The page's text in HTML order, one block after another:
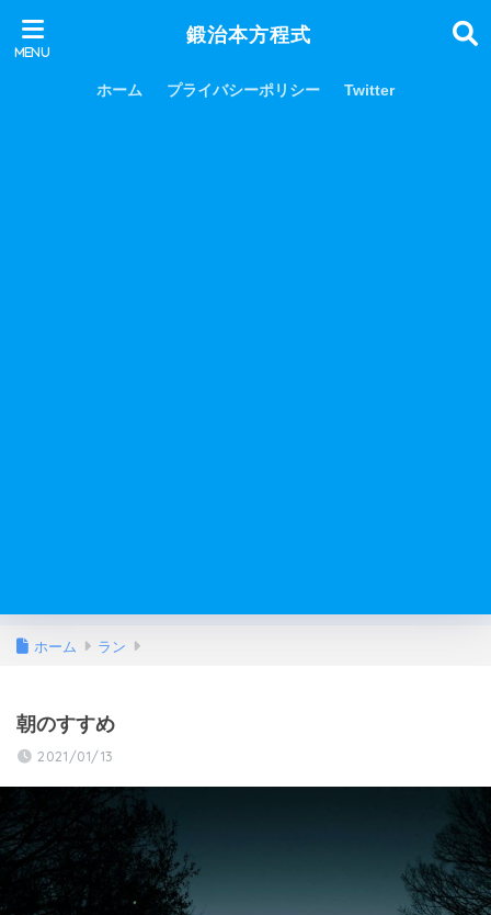
鍛治本方程式
ホーム プライバシーポリシー Twitter
ホーム ラン
朝のすすめ
2021/01/13